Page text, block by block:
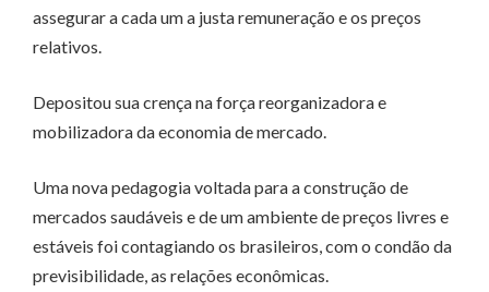
assegurar a cada um a justa remuneração e os preços
relativos.
Depositou sua crença na força reorganizadora e
mobilizadora da economia de mercado.
Uma nova pedagogia voltada para a construção de
mercados saudáveis e de um ambiente de preços livres e
estáveis foi contagiando os brasileiros, com o condão da
previsibilidade, as relações econômicas.